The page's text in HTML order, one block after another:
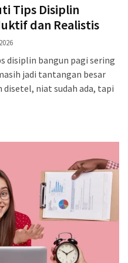
Tips Disiplin
dan Realistis
disiplin bangun pagi sering
jadi tantangan besar
disetel, niat sudah ada, tapi